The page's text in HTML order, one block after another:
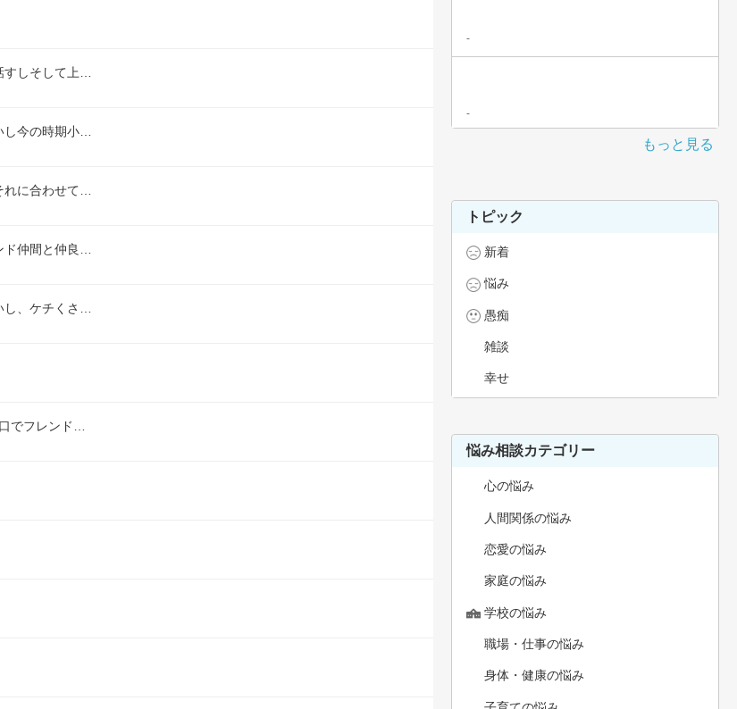
しそして上…
今の時期小…
に合わせて…
仲間と仲良…
、ケチくさ…
でフレンド…
-
-
もっと見る
トピック
新着
悩み
愚痴
雑談
幸せ
悩み相談カテゴリー
心の悩み
人間関係の悩み
恋愛の悩み
家庭の悩み
学校の悩み
職場・仕事の悩み
身体・健康の悩み